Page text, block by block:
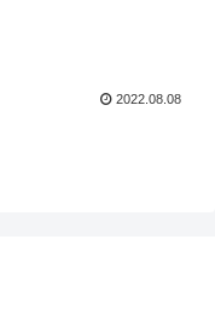
2022.08.08